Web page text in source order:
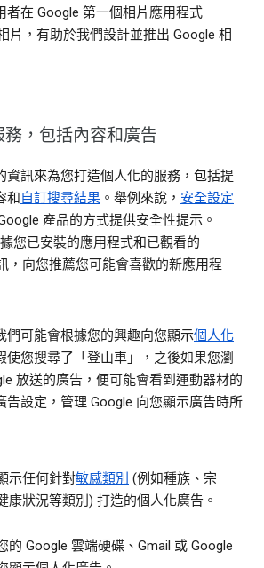
者在 Google 第一個相片應用程式
片，有助於我們設計並推出 Google 相
，包括內容和廣告
資訊來為您打造個人化的服務，包括提
和自訂搜尋結果 。舉例來說， 安全設定
產品的方式提供安全性提示。
您已安裝的應用程式和已觀看的
，向您推薦您可能會喜歡的新應用程
們可能會根據您的興趣向您顯示個人化
使您搜尋了「登山車」，之後如果您瀏
放送的廣告，便可能會看到運動器材的
告設定，管理 Google 向您顯示廣告時所
示任何針對敏感類別 (例如種族、宗
康狀況等類別) 打造的個人化廣告。
的 Google 雲端硬碟、Gmail 或 Google